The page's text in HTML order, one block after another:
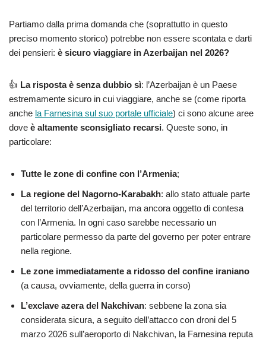
Partiamo dalla prima domanda che (soprattutto in questo
preciso momento storico) potrebbe non essere scontata e darti
dei pensieri: è sicuro viaggiare in Azerbaijan nel 2026?
👍 La risposta è senza dubbio sì: l’Azerbaijan è un Paese
estremamente sicuro in cui viaggiare, anche se (come riporta
anche la Farnesina sul suo portale ufficiale) ci sono alcune aree
dove è altamente sconsigliato recarsi. Queste sono, in
particolare:
Tutte le zone di confine con l’Armenia;
La regione del Nagorno-Karabakh: allo stato attuale parte
del territorio dell’Azerbaijan, ma ancora oggetto di contesa
con l’Armenia. In ogni caso sarebbe necessario un
particolare permesso da parte del governo per poter entrare
nella regione.
Le zone immediatamente a ridosso del confine iraniano
(a causa, ovviamente, della guerra in corso)
L’exclave azera del Nakchivan: sebbene la zona sia
considerata sicura, a seguito dell’attacco con droni del 5
marzo 2026 sull’aeroporto di Nakchivan, la Farnesina reputa